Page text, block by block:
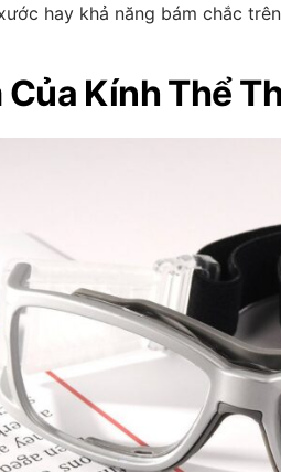
hay khả năng bám chắc
Kính Thể